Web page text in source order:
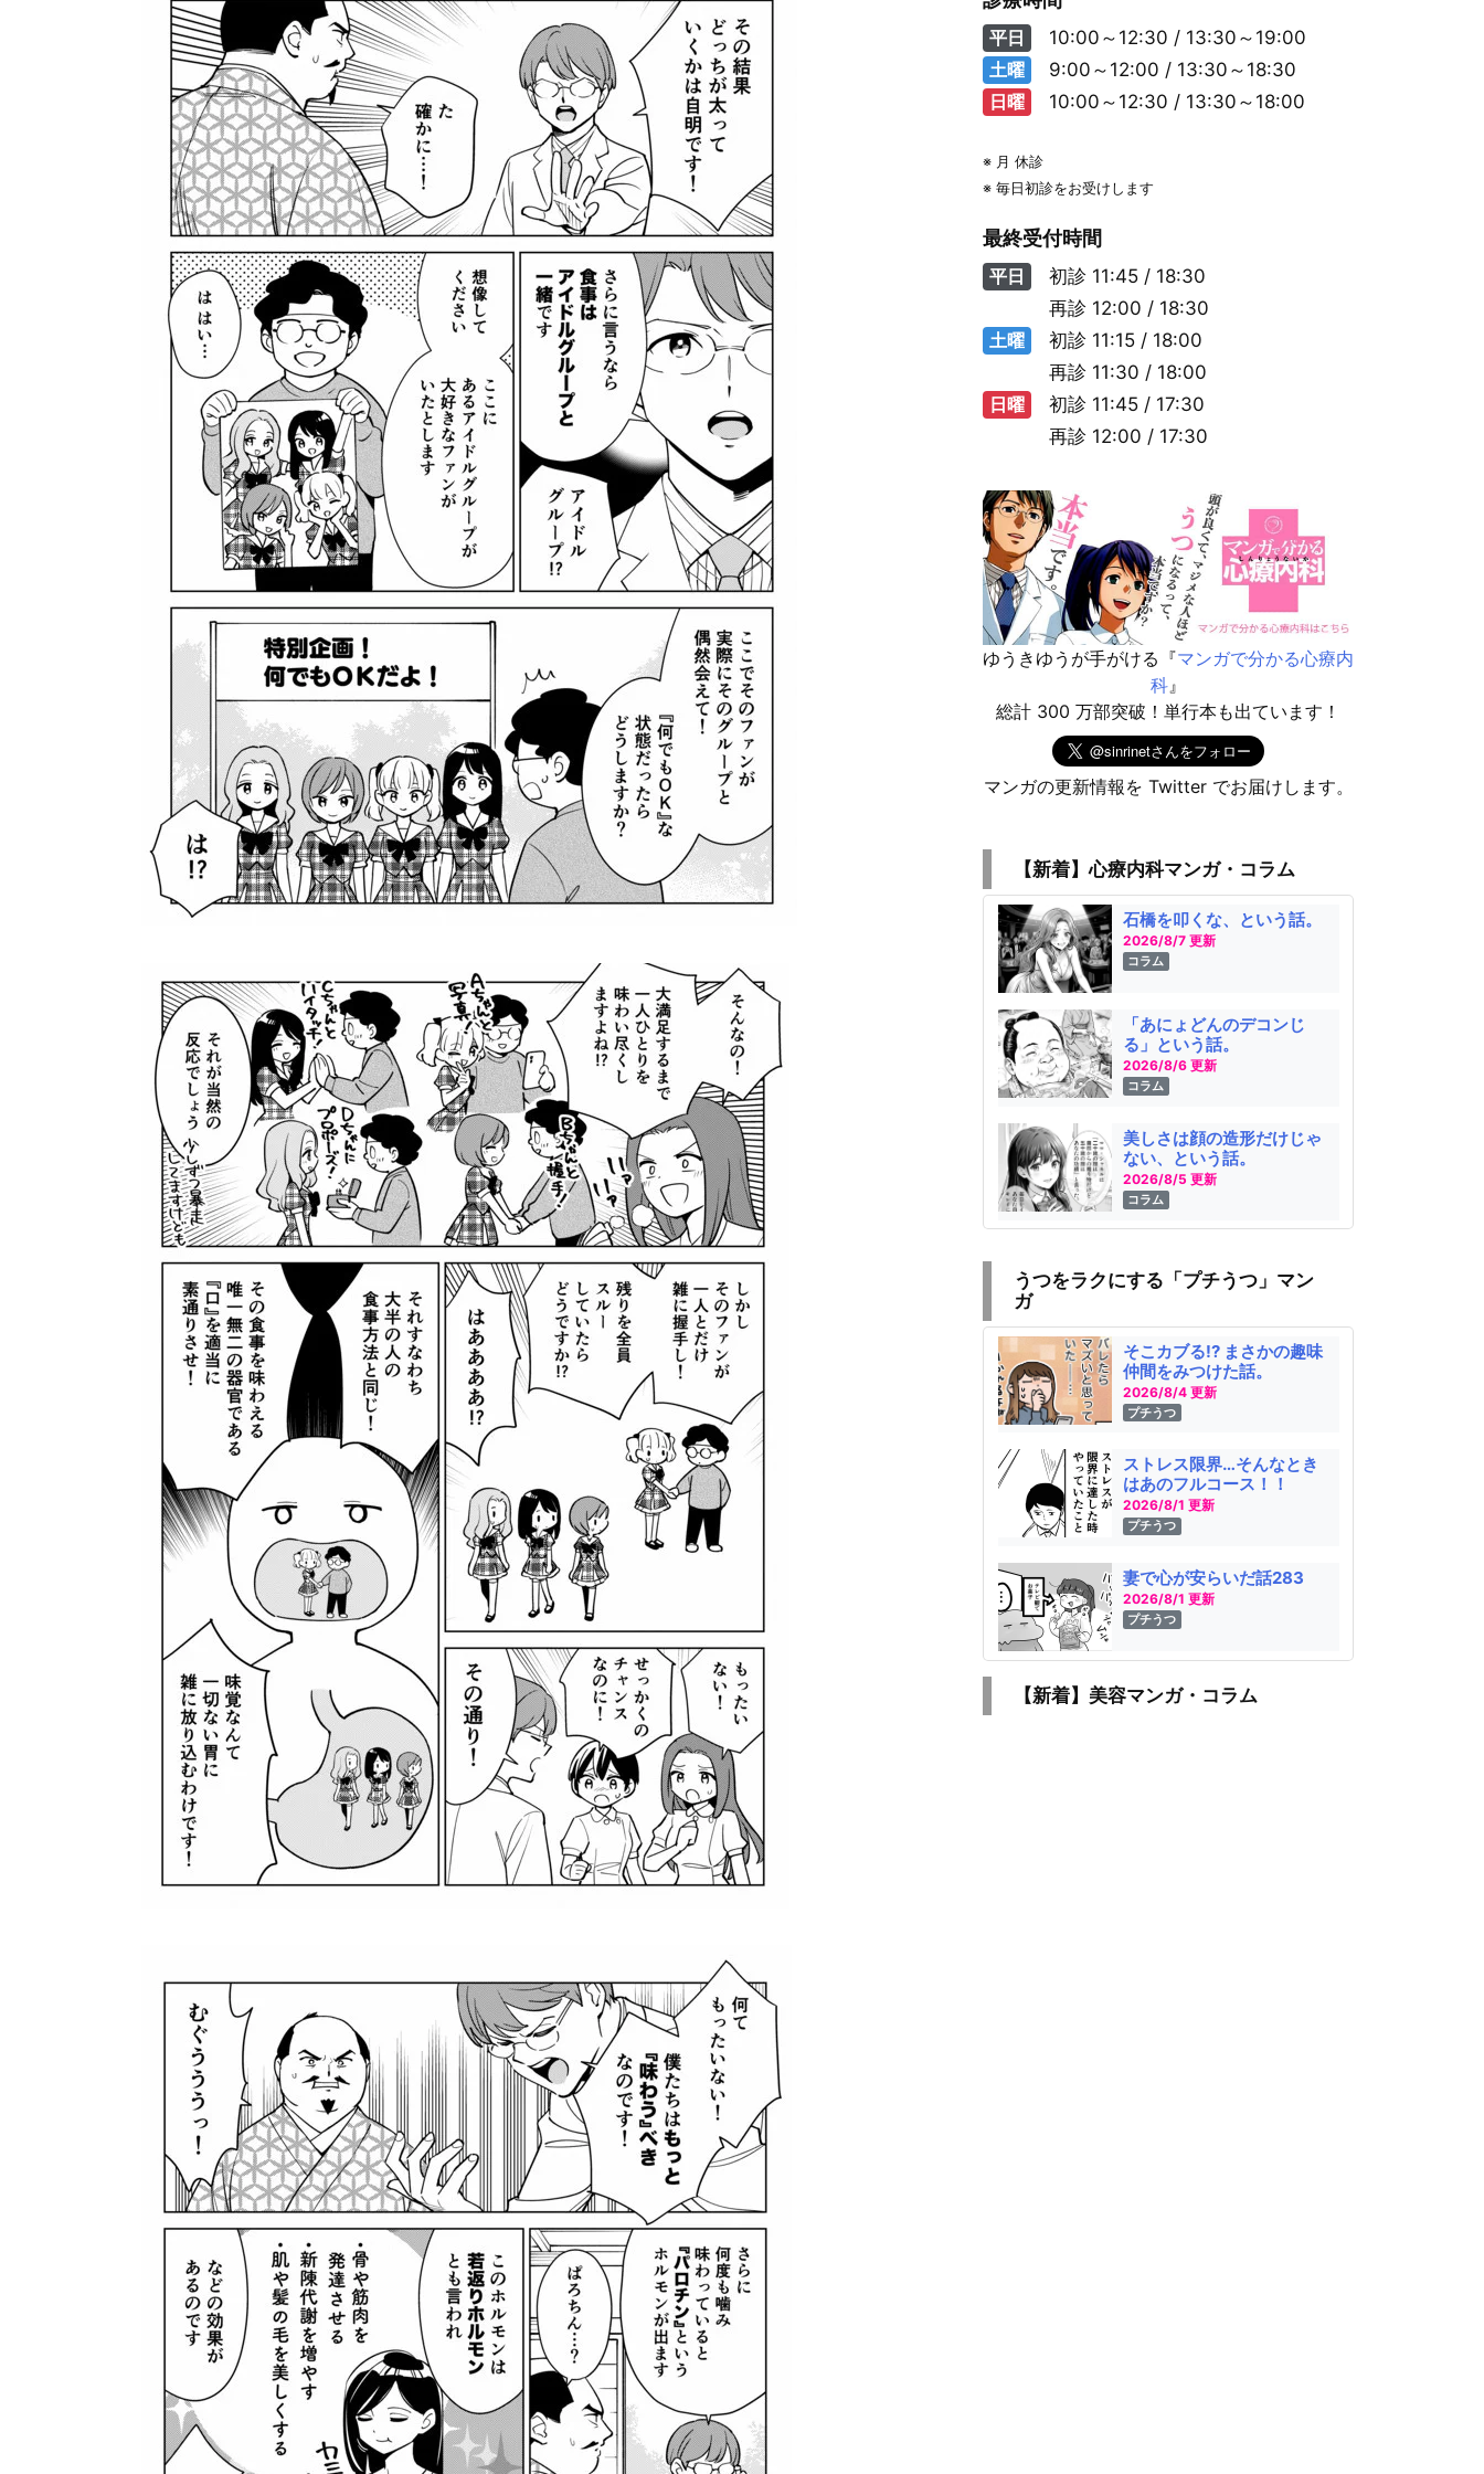
平日
10:00～12:30 / 13:30～19:00
土曜
9:00～12:00 / 13:30～18:30
日曜
10:00～12:30 / 13:30～18:00
※ 月 休診
※ 毎日初診をお受けします
最終受付時間
平日 初診 11:45 / 18:30
再診 12:00 / 18:30
土曜
初診 11:15 / 18:00
再診 11:30 / 18:00
日曜
初診 11:45 / 17:30
再診 12:00 / 17:30
ゆうきゆうが手がける『マンガで分かる心療内
科』
総計 300 万部突破！単行本も出ています！
マンガの更新情報を Twitter でお届けします。
【新着】心療内科マンガ・コラム
石橋を叩くな、という話。
2026/8/7 更新
コラム
「あにょどんのデコンじ
る」という話。
2026/8/6 更新
コラム
美しさは顔の造形だけじゃ
ない、という話。
2026/8/5 更新
コラム
うつをラクにする「プチうつ」マン
ガ
そこカブる!? まさかの趣味
仲間をみつけた話。
2026/8/4 更新
プチうつ
ストレス限界…そんなとき
はあのフルコース！！
2026/8/1 更新
プチうつ
妻で心が安らいだ話283
2026/8/1 更新
プチうつ
【新着】美容マンガ・コラム